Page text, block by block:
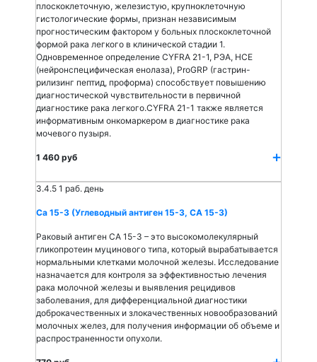
плоскоклеточную, железистую, крупноклеточную
гистологические формы, признан независимым
прогностическим фактором у больных плоскоклеточной
формой рака легкого в клинической стадии 1.
Одновременное определение CYFRA 21-1, РЭА, НСЕ
(нейронспецифическая енолаза), ProGRP (гастрин-
рилизинг пептид, проформа) способствует повышению
диагностической чувствительности в первичной
диагностике рака легкого.CYFRA 21-1 также является
информативным онкомаркером в диагностике рака
мочевого пузыря.
1 460 руб
3.4.5 1 раб. день
Са 15-3 (Углеводный антиген 15-3, СА 15-3)
Раковый антиген СА 15-3 – это высокомолекулярный
гликопротеин муцинового типа, который вырабатывается
нормальными клетками молочной железы. Исследование
назначается для контроля за эффективностью лечения
рака молочной железы и выявления рецидивов
заболевания, для дифференциальной диагностики
доброкачественных и злокачественных новообразований
молочных желез, для получения информации об объеме и
распространенности опухоли.